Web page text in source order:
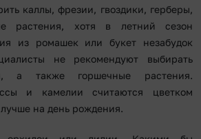
каллы, фрезии, гвоздики, герберы,
растения, хотя в летний сезон
из ромашек или букет незабудок
не рекомендуют выбирать
а также горшечные растения.
и камелии считаются цветком
на день рождения.